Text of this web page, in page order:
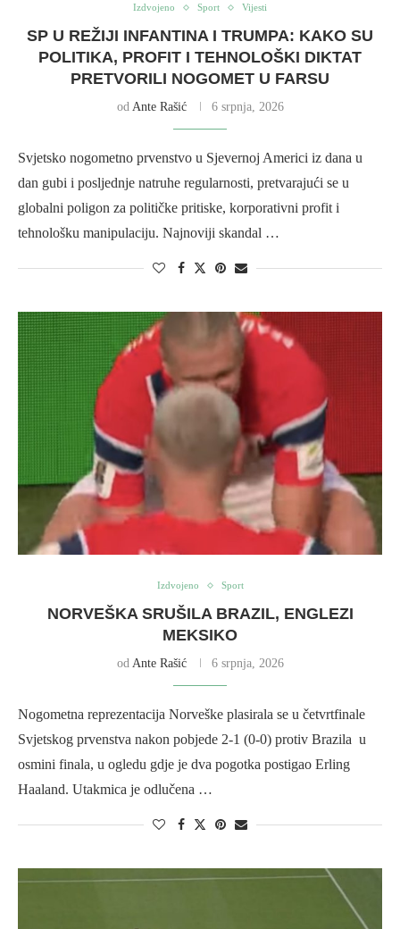
Izdvojeno Sport Vijesti
SP U REŽIJI INFANTINA I TRUMPA: KAKO SU
POLITIKA, PROFIT I TEHNOLOŠKI DIKTAT
PRETVORILI NOGOMET U FARSU
od Ante Rašić 6 srpnja, 2026
Svjetsko nogometno prvenstvo u Sjevernoj Americi iz dana u
dan gubi i posljednje natruhe regularnosti, pretvarajući se u
globalni poligon za političke pritiske, korporativni profit i
tehnološku manipulaciju. Najnoviji skandal …
Izdvojeno Sport
NORVEŠKA SRUŠILA BRAZIL, ENGLEZI
MEKSIKO
od Ante Rašić 6 srpnja, 2026
Nogometna reprezentacija Norveške plasirala se u četvrtfinale
Svjetskog prvenstva nakon pobjede 2-1 (0-0) protiv Brazila u
osmini finala, u ogledu gdje je dva pogotka postigao Erling
Haaland. Utakmica je odlučena …